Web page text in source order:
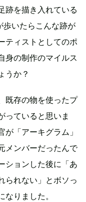
跡を描き入れている
いたらこんな跡が
ティストとしてのポ
身の制作のマイルス
うか？
既存の物を使ったプ
っていると思いま
「アーキグラム」
メンバーだったんで
ションした後に「あ
られない」とボソっ
りました。